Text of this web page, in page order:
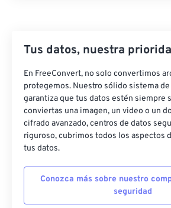
Tus datos, nuestra
En FreeConvert, no solo convertimos
protegemos. Nuestro sólido sistema
garantiza que tus datos estén siempre
conviertas una imagen, un video o un
cifrado avanzado, centros de datos
riguroso, cubrimos todos los aspectos
tus datos.
Conozca más sobre nuestro
seguridad